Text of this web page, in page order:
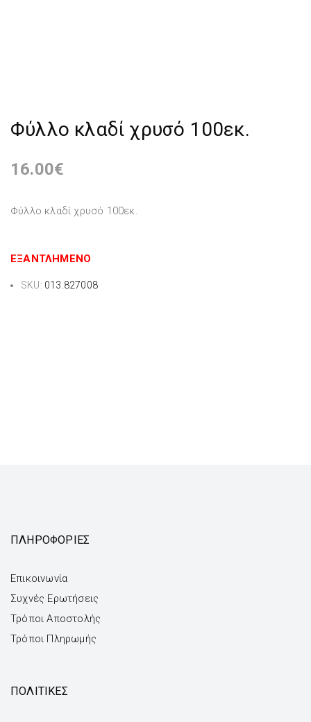
Φύλλο κλαδί χρυσό 100εκ.
16.00€
Φύλλο κλαδί χρυσό 100εκ.
ΕΞΑΝΤΛΗΜΈΝΟ
SKU: 013.827008
ΠΛΗΡΟΦΟΡΙΕΣ
Επικοινωνία
Συχνές Ερωτήσεις
Τρόποι Αποστολής
Τρόποι Πληρωμής
ΠΟΛΙΤΙΚΕΣ